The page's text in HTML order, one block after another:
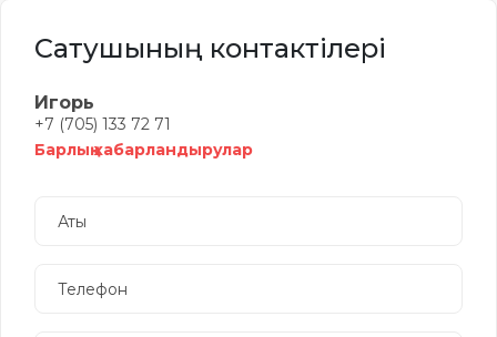
Сатушының контактілері
Игорь
+7 (705) 133 72 71
Барлық хабарландырулар